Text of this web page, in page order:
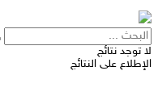
لا توجد نتائج
الإطلاع على النتائج